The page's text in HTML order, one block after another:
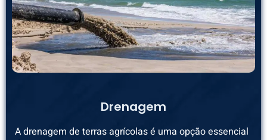
Drenagem
A drenagem de terras agrícolas é uma opção essencial